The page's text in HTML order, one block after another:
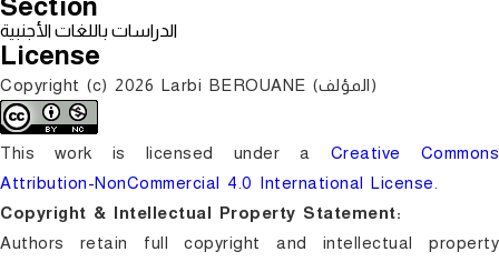
Section
الدراسات باللغات الأجنبية
License
Copyright (c) 2026 Larbi BEROUANE (المؤلف)
This work is licensed under a Creative Commons
Attribution-NonCommercial 4.0 International License
Copyright & Intellectual Property Statement:
Authors retain full copyright and intellectual property